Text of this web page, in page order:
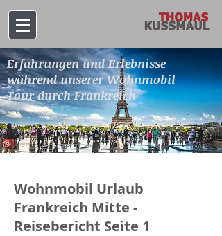
Erfahrungen und Erlebnisse
während unserer Wohnmobil
Tour durch Frankreich
Wohnmobil Urlaub
Frankreich Mitte -
Reisebericht Seite 1